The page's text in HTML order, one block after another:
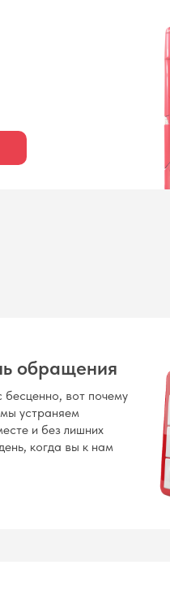
обращения
вот почему
мы устраняем
и без лишних
когда вы к нам